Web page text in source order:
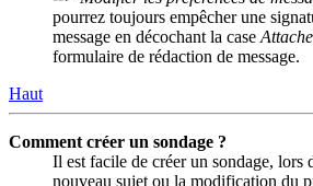
pourrez toujours empêcher une
message en décochant la case
formulaire de rédaction de message.
Haut
Comment créer un sondage ?
Il est facile de créer un sondage, lors
nouveau sujet ou la modification du